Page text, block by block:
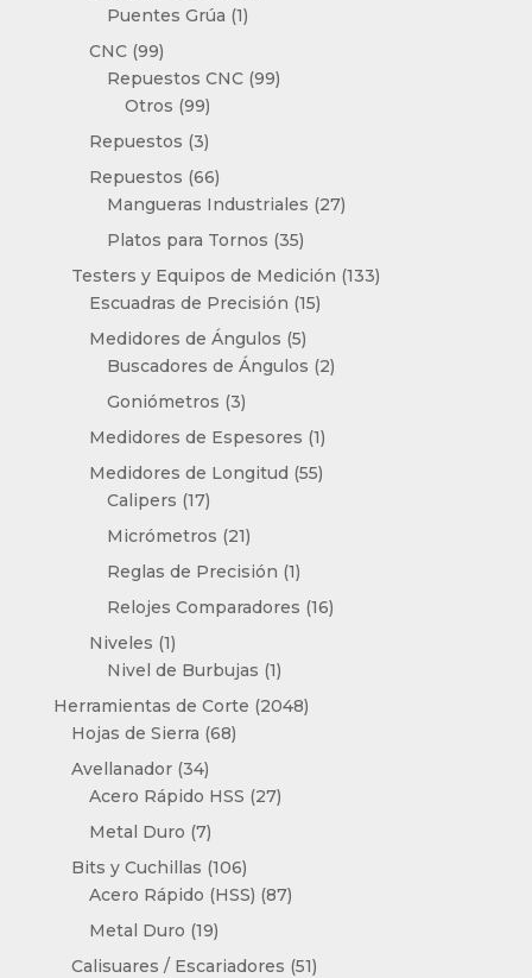
Puentes Grúa 11
CNC 9999
productos
Repuestos CNC 9999
Otros 9999
productos
Repuestos 33
productos
Repuestos 6666
productos
Mangueras Industriales 2727
Platos para Tornos 3535
productos
Testers y Equipos de Medición 133133
Escuadras de Precisión 1515
Medidores de Ángulos 55
productos
Buscadores de Ángulos 22
Goniómetros 33
productos
Medidores de Espesores 11
producto
Medidores de Longitud 5555
Calipers 1717
productos
Micrómetros 2121
productos
Reglas de Precisión 11
producto
Relojes Comparadores 1616
Niveles 11
producto
Nivel de Burbujas 11
producto
Herramientas de Corte 20482048
Hojas de Sierra 6868
Avellanador 3434
productos
Acero Rápido HSS 2727
Metal Duro 77
productos
Bits y Cuchillas 106106
productos
Acero Rápido (HSS) 8787
Metal Duro 1919
productos
Calisuares / Escariadores 5151